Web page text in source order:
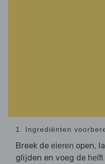
1. Ingrediënten
Breek de eieren open,
glijden en voeg de